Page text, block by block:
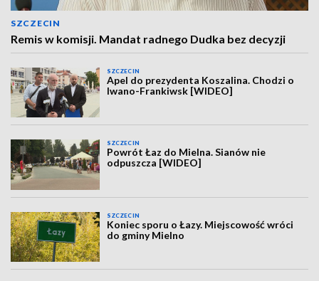
SZCZECIN
Remis w komisji. Mandat radnego Dudka bez decyzji
SZCZECIN
Apel do prezydenta Koszalina. Chodzi o
Iwano-Frankiwsk [WIDEO]
SZCZECIN
Powrót Łaz do Mielna. Sianów nie
odpuszcza [WIDEO]
SZCZECIN
Koniec sporu o Łazy. Miejscowość wróci
do gminy Mielno